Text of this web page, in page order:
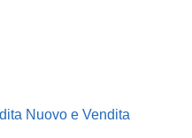
Nuovo e Vendita